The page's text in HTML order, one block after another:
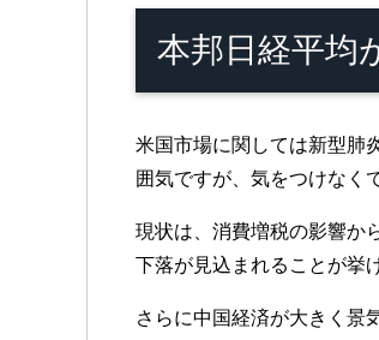
本邦日経平均
米国市場に関しては新型肺
囲気ですが、気をつけなく
現状は、消費増税の影響か
下落が見込まれることが挙
さらに中国経済が大きく景